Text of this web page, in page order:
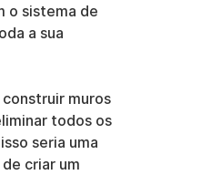
o sistema de
a sua
muros
todos os
seria uma
criar um